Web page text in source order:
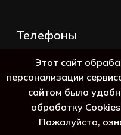
Телефоны
8 (800) 250-69-39
Этот сайт
персонализации
сайтом было
обработку
Пожалуйста,